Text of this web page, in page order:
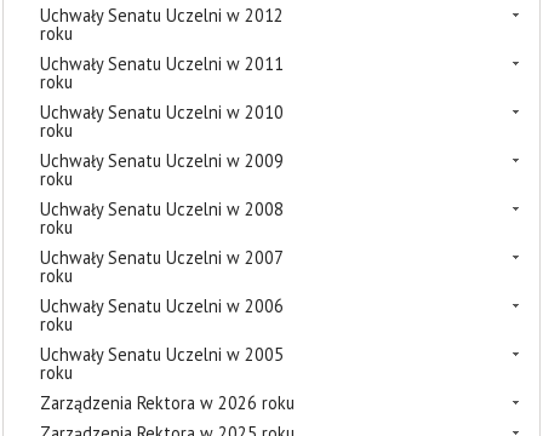
Uchwały Senatu Uczelni w 2012
roku
Uchwały Senatu Uczelni w 2011
roku
Uchwały Senatu Uczelni w 2010
roku
Uchwały Senatu Uczelni w 2009
roku
Uchwały Senatu Uczelni w 2008
roku
Uchwały Senatu Uczelni w 2007
roku
Uchwały Senatu Uczelni w 2006
roku
Uchwały Senatu Uczelni w 2005
roku
Zarządzenia Rektora w 2026 roku